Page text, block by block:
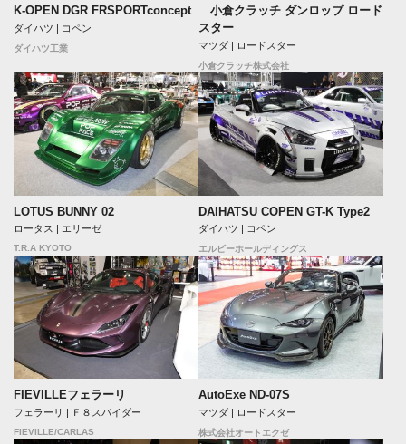
K-OPEN DGR FRSPORTconcept
ダイハツ | コペン
ダイハツ工業
小倉クラッチ ダンロップ ロード
スター
マツダ | ロードスター
小倉クラッチ株式会社
LOTUS BUNNY 02
ロータス | エリーゼ
T.R.A KYOTO
DAIHATSU COPEN GT-K Type2
ダイハツ | コペン
エルビーホールディングス
FIEVILLEフェラーリ
フェラーリ | Ｆ８スパイダー
FIEVILLE/CARLAS
AutoExe ND-07S
マツダ | ロードスター
株式会社オートエクゼ